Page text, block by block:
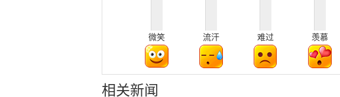
微笑 流汗 难过 羡慕
相关新闻